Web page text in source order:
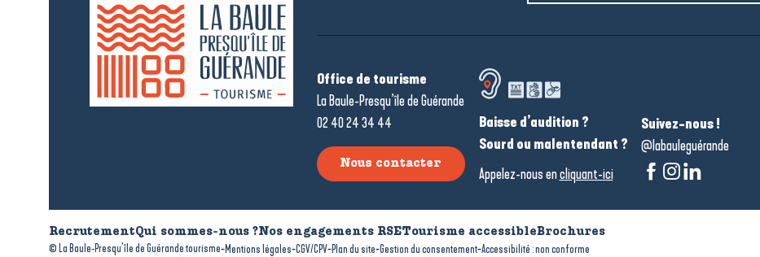
Office de tourisme
La Baule-Presqu’île de Guérande
02 40 24 34 44
Nous contacter
Baisse d’audition ?
Sourd ou malentendant ?
Appelez-nous encliquant-ici
Suivez-nous !
@labauleguérande
RecrutementQui sommes-nous ?Nos engagements RSETourisme accessibleBrochures
© La Baule-Presqu’île de Guérande tourisme-Mentions légales-CGV/CPV-Plan du site-Gestion du consentement-Accessibilité : non conforme